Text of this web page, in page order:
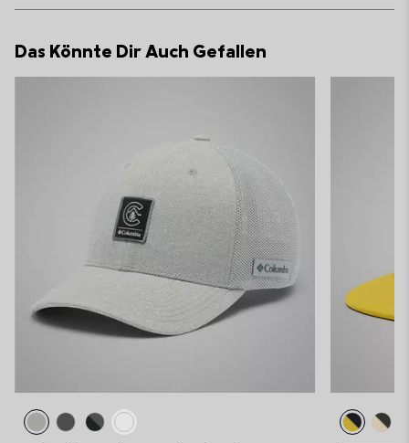
or
Das Könnte Dir Auch Gefallen